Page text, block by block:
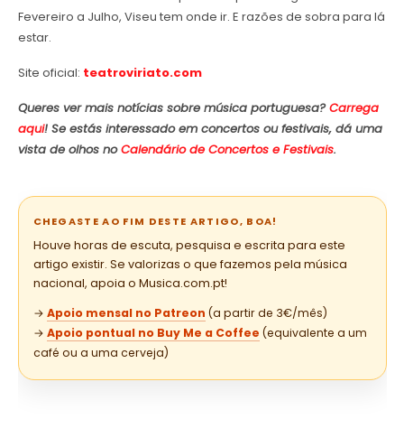
Fevereiro a Julho, Viseu tem onde ir. E razões de sobra para lá
estar.
Site oficial: teatroviriato.com
Queres ver mais notícias sobre música portuguesa?Carrega
aqui! Se estás interessado em concertos ou festivais, dá uma
vista de olhos noCalendário de Concertos e Festivais.
CHEGASTE AO FIM DESTE ARTIGO, BOA!
Houve horas de escuta, pesquisa e escrita para este
artigo existir. Se valorizas o que fazemos pela música
nacional, apoia o Musica.com.pt!
→ Apoio mensal no Patreon (a partir de 3€/mês)
→ Apoio pontual no Buy Me a Coffee (equivalente a um
café ou a uma cerveja)